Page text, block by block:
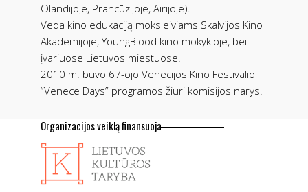
Olandijoje, Prancūzijoje, Airijoje).
Veda kino edukaciją moksleiviams Skalvijos Kino
Akademijoje, YoungBlood kino mokykloje, bei
įvariuose Lietuvos miestuose.
2010 m. buvo 67-ojo Venecijos Kino Festivalio
“Venece Days” programos žiuri komisijos narys.
Organizacijos veiklą finansuoja